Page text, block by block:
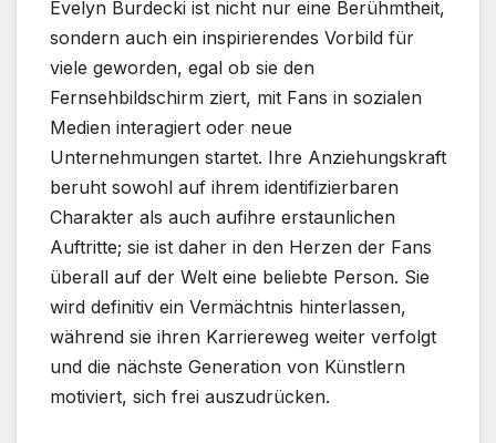
Evelyn Burdecki ist nicht nur eine Berühmtheit,
sondern auch ein inspirierendes Vorbild für
viele geworden, egal ob sie den
Fernsehbildschirm ziert, mit Fans in sozialen
Medien interagiert oder neue
Unternehmungen startet. Ihre Anziehungskraft
beruht sowohl auf ihrem identifizierbaren
Charakter als auch aufihre erstaunlichen
Auftritte; sie ist daher in den Herzen der Fans
überall auf der Welt eine beliebte Person. Sie
wird definitiv ein Vermächtnis hinterlassen,
während sie ihren Karriereweg weiter verfolgt
und die nächste Generation von Künstlern
motiviert, sich frei auszudrücken.